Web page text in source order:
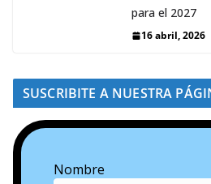
para el 2027
16 abril, 2026
SUSCRIBITE A NUESTRA
Nombre